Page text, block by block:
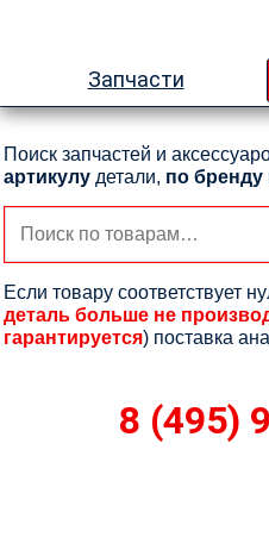
Запчасти
Поиск запчастей и
артикулу детали, по бренду
Искать:
Если товару соответствует
деталь больше не
гарантируется) поставка
8 (495)